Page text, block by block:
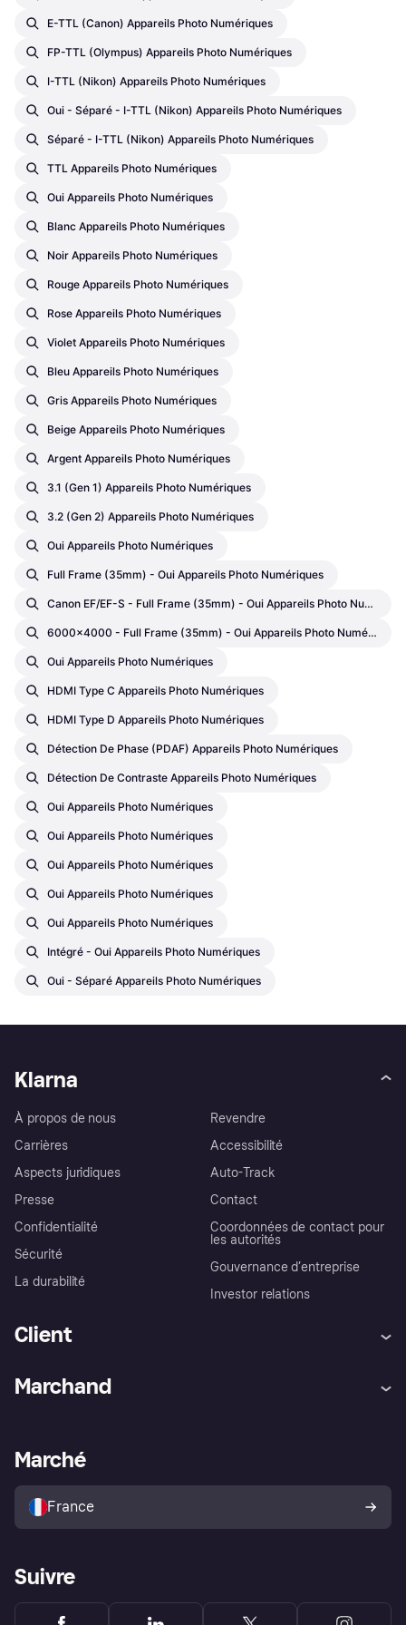
E-TTL (Canon) Appareils Photo Numériques
FP-TTL (Olympus) Appareils Photo Numériques
I-TTL (Nikon) Appareils Photo Numériques
Oui - Séparé - I-TTL (Nikon) Appareils Photo Numériques
Séparé - I-TTL (Nikon) Appareils Photo Numériques
TTL Appareils Photo Numériques
Oui Appareils Photo Numériques
Blanc Appareils Photo Numériques
Noir Appareils Photo Numériques
Rouge Appareils Photo Numériques
Rose Appareils Photo Numériques
Violet Appareils Photo Numériques
Bleu Appareils Photo Numériques
Gris Appareils Photo Numériques
Beige Appareils Photo Numériques
Argent Appareils Photo Numériques
3.1 (Gen 1) Appareils Photo Numériques
3.2 (Gen 2) Appareils Photo Numériques
Oui Appareils Photo Numériques
Full Frame (35mm) - Oui Appareils Photo Numériques
Canon EF/EF-S - Full Frame (35mm) - Oui Appareils Photo Numériques
6000x4000 - Full Frame (35mm) - Oui Appareils Photo Numériques
Oui Appareils Photo Numériques
HDMI Type C Appareils Photo Numériques
HDMI Type D Appareils Photo Numériques
Détection De Phase (PDAF) Appareils Photo Numériques
Détection De Contraste Appareils Photo Numériques
Oui Appareils Photo Numériques
Oui Appareils Photo Numériques
Oui Appareils Photo Numériques
Oui Appareils Photo Numériques
Oui Appareils Photo Numériques
Intégré - Oui Appareils Photo Numériques
Oui - Séparé Appareils Photo Numériques
Klarna
À propos de nous
Carrières
Aspects juridiques
Presse
Confidentialité
Sécurité
La durabilité
Revendre
Accessibilité
Auto-Track
Contact
Coordonnées de contact pour
les autorités
Gouvernance d’entreprise
Investor relations
Client
Explorez les magasins
Politique de protection de
l’acheteur Klarna
Marchand
Portail Marchand
Marché
France
Suivre